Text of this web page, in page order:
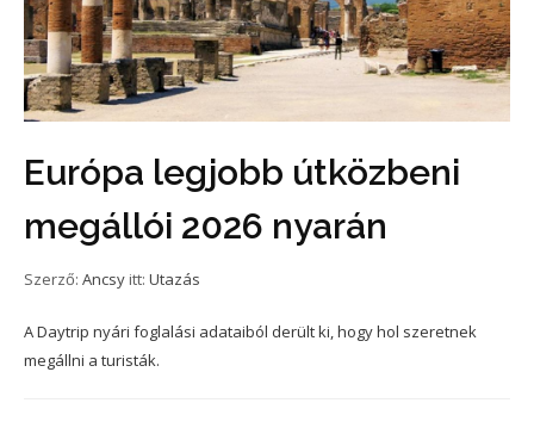
Európa legjobb útközbeni
megállói 2026 nyarán
Szerző: Ancsy itt: Utazás
A Daytrip nyári foglalási adataiból derült ki, hogy hol szeretnek
megállni a turisták.